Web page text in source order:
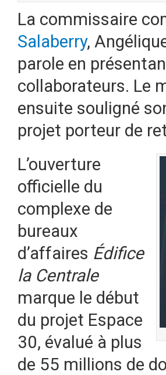
La commissaire
Salaberry,
parole en
collaborateurs. Le
ensuite souligné
projet porteur de
L’ouverture
officielle du
complexe de
bureaux
d’affaires Édifice
la Centrale
marque le début
du projet Espace
30, évalué à plus
de 55 millions de